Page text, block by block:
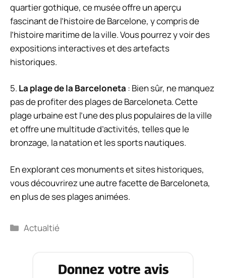
quartier gothique, ce musée offre un aperçu
fascinant de l’histoire de Barcelone, y compris de
l’histoire maritime de la ville. Vous pourrez y voir des
expositions interactives et des artefacts
historiques.
5. La plage de la Barceloneta : Bien sûr, ne manquez
pas de profiter des plages de Barceloneta. Cette
plage urbaine est l’une des plus populaires de la ville
et offre une multitude d’activités, telles que le
bronzage, la natation et les sports nautiques.
En explorant ces monuments et sites historiques,
vous découvrirez une autre facette de Barceloneta,
en plus de ses plages animées.
Catégories
Actualtié
Donnez votre avis